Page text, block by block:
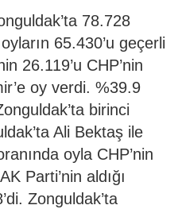
78.728
65.430’u geçerli
26.119’u CHP’nin
oy verdi. %39.9
birinci
Ali Bektaş ile
oyla CHP’nin
Parti’nin aldığı
Zonguldak’ta